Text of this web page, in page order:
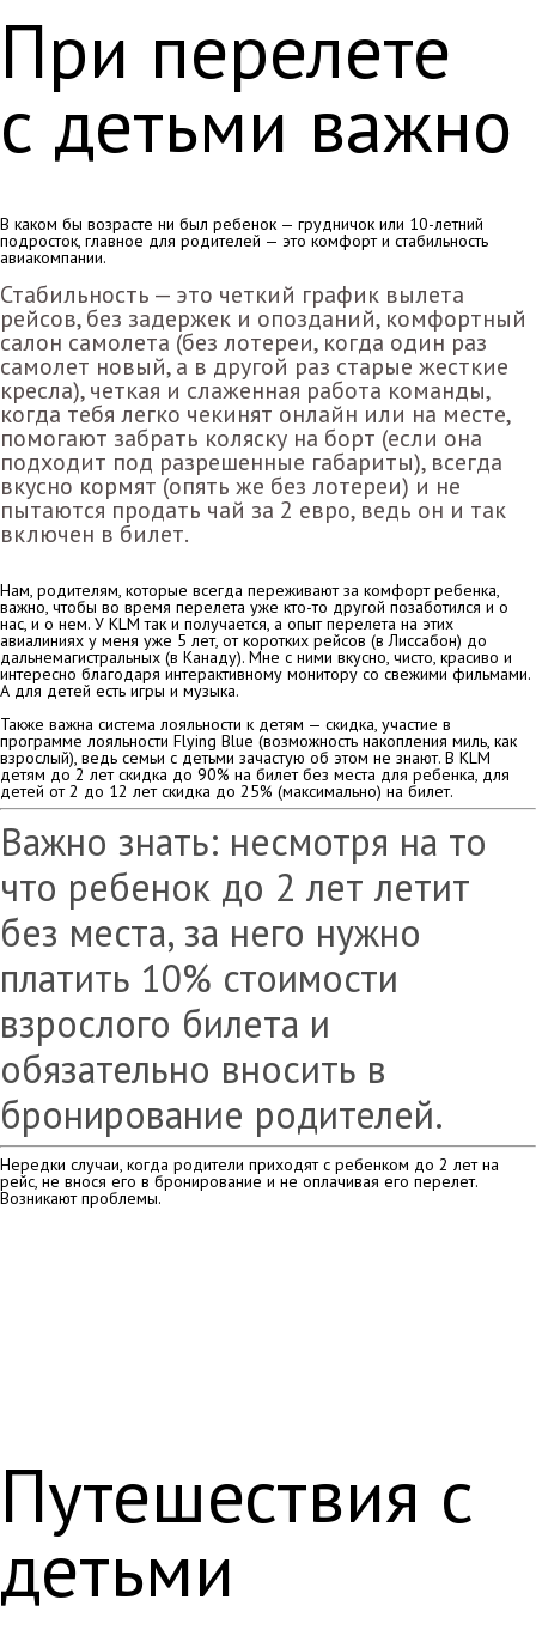
При перелете
с детьми важно
В каком бы возрасте ни был ребенок — грудничок или 10-летний
подросток, главное для родителей — это комфорт и стабильность
авиакомпании.
Стабильность — это четкий график вылета
рейсов, без задержек и опозданий, комфортный
салон самолета (без лотереи, когда один раз
самолет новый, а в другой раз старые жесткие
кресла), четкая и слаженная работа команды,
когда тебя легко чекинят онлайн или на месте,
помогают забрать коляску на борт (если она
подходит под разрешенные габариты), всегда
вкусно кормят (опять же без лотереи) и не
пытаются продать чай за 2 евро, ведь он и так
включен в билет.
Нам, родителям, которые всегда переживают за комфорт ребенка,
важно, чтобы во время перелета уже кто-то другой позаботился и о
нас, и о нем. У KLM так и получается, а опыт перелета на этих
авиалиниях у меня уже 5 лет, от коротких рейсов (в Лиссабон) до
дальнемагистральных (в Канаду). Мне с ними вкусно, чисто, красиво и
интересно благодаря интерактивному монитору со свежими фильмами.
А для детей есть игры и музыка.
Также важна система лояльности к детям — скидка, участие в
программе лояльности Flying Blue (возможность накопления миль, как
взрослый), ведь семьи с детьми зачастую об этом не знают. В KLM
детям до 2 лет скидка до 90% на билет без места для ребенка, для
детей от 2 до 12 лет скидка до 25% (максимально) на билет.
Важно знать: несмотря на то
что ребенок до 2 лет летит
без места, за него нужно
платить 10% стоимости
взрослого билета и
обязательно вносить в
бронирование родителей.
Нередки случаи, когда родители приходят с ребенком до 2 лет на
рейс, не внося его в бронирование и не оплачивая его перелет.
Возникают проблемы.
Путешествия с
детьми